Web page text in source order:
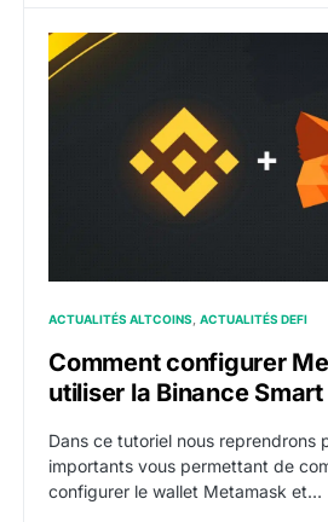
Comment configurer
ACTUALITÉS ALTCOINS ACTUALITÉS DEFI
Comment configurer
utiliser la Binance Smart
Dans ce tutoriel nous reprendrons
importants vous permettant de
configurer le wallet Metamask et…